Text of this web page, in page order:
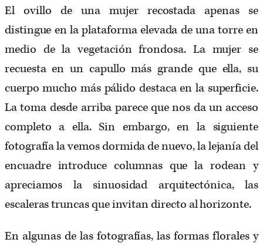
El ovillo de una mujer recostada apenas se
distingue en la plataforma elevada de una torre en
medio de la vegetación frondosa. La mujer se
recuesta en un capullo más grande que ella, su
cuerpo mucho más pálido destaca en la superficie.
La toma desde arriba parece que nos da un acceso
completo a ella. Sin embargo, en la siguiente
fotografía la vemos dormida de nuevo, la lejanía del
encuadre introduce columnas que la rodean y
apreciamos la sinuosidad arquitectónica, las
escaleras truncas que invitan directo al horizonte.
En algunas de las fotografías, las formas florales y